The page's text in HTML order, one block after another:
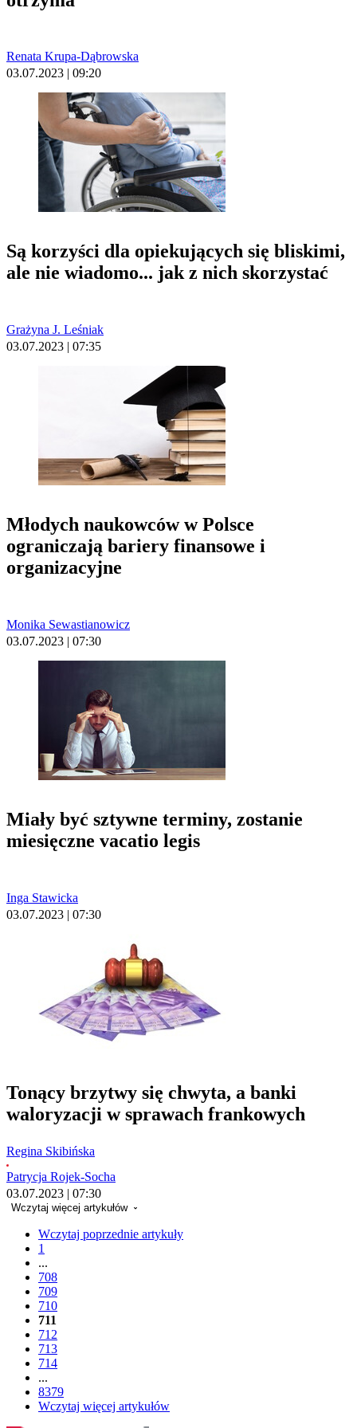
Renata Krupa-Dąbrowska
03.07.2023 | 09:20
Są korzyści dla opiekujących się bliskimi,
ale nie wiadomo... jak z nich skorzystać
Grażyna J. Leśniak
03.07.2023 | 07:35
Młodych naukowców w Polsce
ograniczają bariery finansowe i
organizacyjne
Monika Sewastianowicz
03.07.2023 | 07:30
Miały być sztywne terminy, zostanie
miesięczne vacatio legis
Inga Stawicka
03.07.2023 | 07:30
Tonący brzytwy się chwyta, a banki
waloryzacji w sprawach frankowych
Regina Skibińska
Patrycja Rojek-Socha
03.07.2023 | 07:30
Wczytaj więcej artykułów
Wczytaj poprzednie artykuły
1
...
708
709
710
711
712
713
714
...
8379
Wczytaj więcej artykułów